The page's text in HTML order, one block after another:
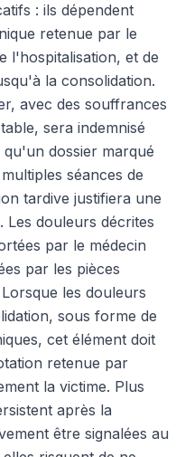
: ils dépendent
retenue par le
l'hospitalisation, et de
la consolidation.
avec des souffrances
sera indemnisé
dossier marqué
séances de
tardive justifiera une
Les douleurs décrites
par le médecin
par les pièces
les douleurs
sous forme de
cet élément doit
retenue par
la victime. Plus
après la
être signalées au